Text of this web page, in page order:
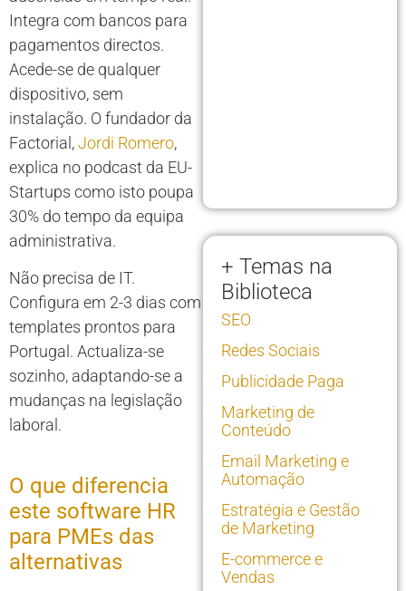
Integra com bancos para
pagamentos directos.
Acede-se de qualquer
dispositivo, sem
instalação. O fundador da
Factorial,Jordi Romero,
explica no podcast da EU-
Startups como isto poupa
30% do tempo da equipa
administrativa.
Não precisa de IT.
Configura em 2-3 dias com
templates prontos para
Portugal. Actualiza-se
sozinho, adaptando-se a
mudanças na legislação
laboral.
O que diferencia
este software HR
para PMEs das
alternativas
+ Temas na
Biblioteca
SEO
Redes Sociais
Publicidade Paga
Marketing de
Conteúdo
Email Marketing e
Automação
Estratégia e Gestão
de Marketing
E-commerce e
Vendas